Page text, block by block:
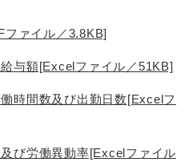
ファイル／3.8KB]
与額[Excelファイル／51KB]
時間数及び出勤日数[Excelフ
び労働異動率[Excelファイル